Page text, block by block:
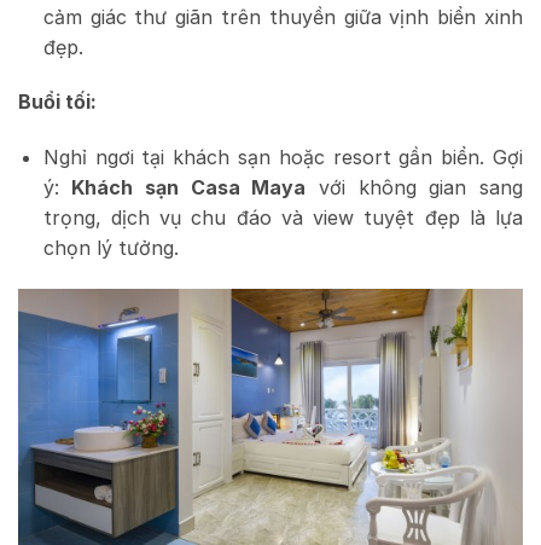
cảm giác thư giãn trên thuyền giữa vịnh biển xinh
đẹp.
Buổi tối:
Nghỉ ngơi tại khách sạn hoặc resort gần biển. Gợi
ý: Khách sạn Casa Maya với không gian sang
trọng, dịch vụ chu đáo và view tuyệt đẹp là lựa
chọn lý tưởng.